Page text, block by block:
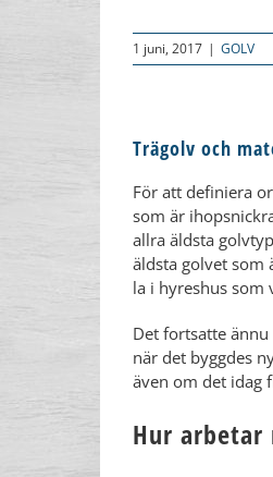
1 juni, 2017 | GOLV
Trägolv och
För att definiera
som är
allra äldsta
äldsta golvet som
la i hyreshus som
Det fortsatte
när det byggdes
även om det idag
Hur arbetar